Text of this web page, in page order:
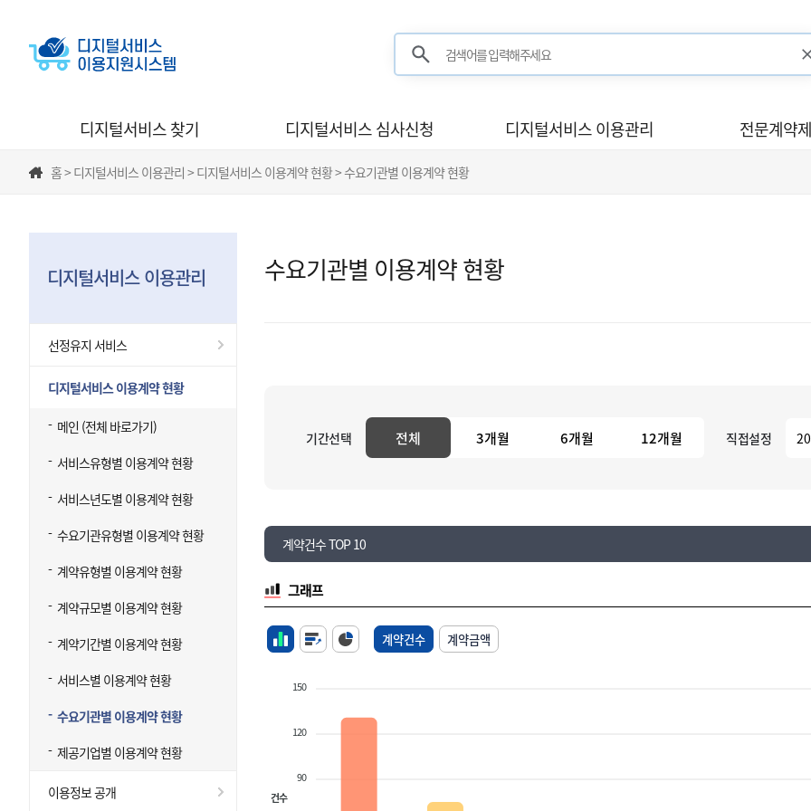
검색어를 입력해주세요
디지털서비스 찾기 디지털서비스 심사신청 디지털서비스 이용관리 전문계약
홈 > 디지털서비스 이용관리 > 디지털서비스 이용계약 현황 > 수요기관별 이용계약 현황
디지털서비스 이용관리
선정유지 서비스
디지털서비스 이용계약 현황
메인 (전체 바로가기)
서비스유형별 이용계약 현황
서비스년도별 이용계약 현황
수요기관유형별 이용계약 현황
계약유형별 이용계약 현황
계약규모별 이용계약 현황
계약기간별 이용계약 현황
서비스별 이용계약 현황
수요기관별 이용계약 현황
제공기업별 이용계약 현황
이용정보 공개
수요기관별 이용계약 현황
기간선택 전체 3개월 6개월 12개월 직접설정
계약건수 TOP 10
그래프
계약건수 계약금액
150
120
90
건수